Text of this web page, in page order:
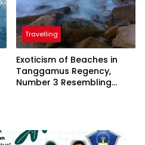
Travelling
Exoticism of Beaches in
Tanggamus Regency,
Number 3 Resembling